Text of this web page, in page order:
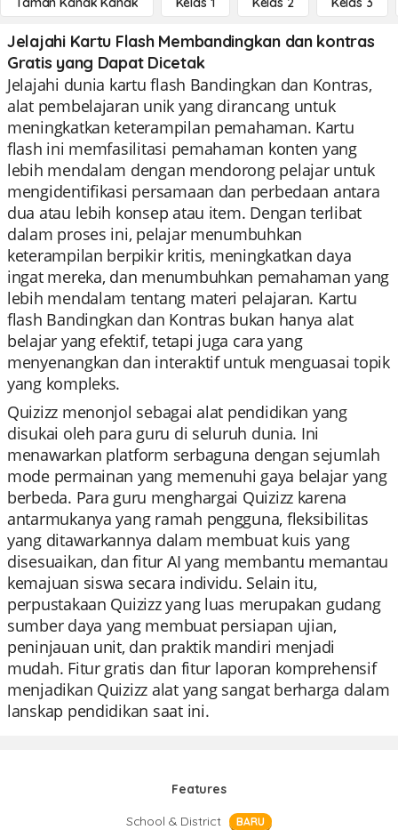
Jelajahi Kartu Flash Membandingkan dan kontras
Gratis yang Dapat Dicetak
Jelajahi dunia kartu flash Bandingkan dan Kontras,
alat pembelajaran unik yang dirancang untuk
meningkatkan keterampilan pemahaman. Kartu
flash ini memfasilitasi pemahaman konten yang
lebih mendalam dengan mendorong pelajar untuk
mengidentifikasi persamaan dan perbedaan antara
dua atau lebih konsep atau item. Dengan terlibat
dalam proses ini, pelajar menumbuhkan
keterampilan berpikir kritis, meningkatkan daya
ingat mereka, dan menumbuhkan pemahaman yang
lebih mendalam tentang materi pelajaran. Kartu
flash Bandingkan dan Kontras bukan hanya alat
belajar yang efektif, tetapi juga cara yang
menyenangkan dan interaktif untuk menguasai topik
yang kompleks.
Quizizz menonjol sebagai alat pendidikan yang
disukai oleh para guru di seluruh dunia. Ini
menawarkan platform serbaguna dengan sejumlah
mode permainan yang memenuhi gaya belajar yang
berbeda. Para guru menghargai Quizizz karena
antarmukanya yang ramah pengguna, fleksibilitas
yang ditawarkannya dalam membuat kuis yang
disesuaikan, dan fitur AI yang membantu memantau
kemajuan siswa secara individu. Selain itu,
perpustakaan Quizizz yang luas merupakan gudang
sumber daya yang membuat persiapan ujian,
peninjauan unit, dan praktik mandiri menjadi
mudah. Fitur gratis dan fitur laporan komprehensif
menjadikan Quizizz alat yang sangat berharga dalam
lanskap pendidikan saat ini.
Features
School & District
BARU